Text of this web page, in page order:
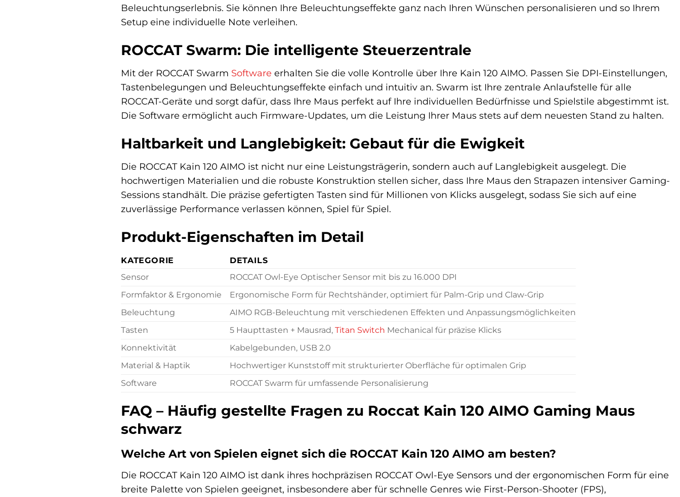
Beleuchtungserlebnis. Sie können Ihre Beleuchtungseffekte ganz nach Ihren Wünschen personalisieren und so Ihrem
Setup eine individuelle Note verleihen.
ROCCAT Swarm: Die intelligente Steuerzentrale
Mit der ROCCAT Swarm Software erhalten Sie die volle Kontrolle über Ihre Kain 120 AIMO. Passen Sie DPI-Einstellungen,
Tastenbelegungen und Beleuchtungseffekte einfach und intuitiv an. Swarm ist Ihre zentrale Anlaufstelle für alle
ROCCAT-Geräte und sorgt dafür, dass Ihre Maus perfekt auf Ihre individuellen Bedürfnisse und Spielstile abgestimmt ist.
Die Software ermöglicht auch Firmware-Updates, um die Leistung Ihrer Maus stets auf dem neuesten Stand zu halten.
Haltbarkeit und Langlebigkeit: Gebaut für die Ewigkeit
Die ROCCAT Kain 120 AIMO ist nicht nur eine Leistungsträgerin, sondern auch auf Langlebigkeit ausgelegt. Die
hochwertigen Materialien und die robuste Konstruktion stellen sicher, dass Ihre Maus den Strapazen intensiver Gaming-
Sessions standhält. Die präzise gefertigten Tasten sind für Millionen von Klicks ausgelegt, sodass Sie sich auf eine
zuverlässige Performance verlassen können, Spiel für Spiel.
Produkt-Eigenschaften im Detail
KATEGORIE
DETAILS
Sensor
ROCCAT Owl-Eye Optischer Sensor mit bis zu 16.000 DPI
Formfaktor & Ergonomie
Ergonomische Form für Rechtshänder, optimiert für Palm-Grip und Claw-Grip
Beleuchtung
AIMO RGB-Beleuchtung mit verschiedenen Effekten und Anpassungsmöglichkeiten
Tasten
5 Haupttasten + Mausrad, Titan Switch Mechanical für präzise Klicks
Konnektivität
Kabelgebunden, USB 2.0
Material & Haptik
Hochwertiger Kunststoff mit strukturierter Oberfläche für optimalen Grip
Software
ROCCAT Swarm für umfassende Personalisierung
FAQ – Häufig gestellte Fragen zu Roccat Kain 120 AIMO Gaming Maus
schwarz
Welche Art von Spielen eignet sich die ROCCAT Kain 120 AIMO am besten?
Die ROCCAT Kain 120 AIMO ist dank ihres hochpräzisen ROCCAT Owl-Eye Sensors und der ergonomischen Form für eine
breite Palette von Spielen geeignet, insbesondere aber für schnelle Genres wie First-Person-Shooter (FPS),